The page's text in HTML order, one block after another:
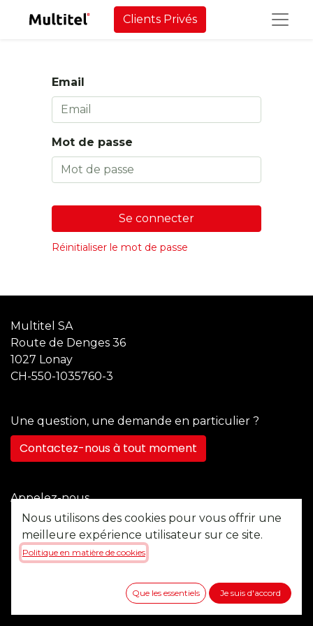
Clients Privés
Email
Mot de passe
Se connecter
Réinitialiser le mot de passe
Multitel SA
Route de Denges 36
1027 Lonay
CH-550-1035760-3
Une question, une demande en particulier ?
Contactez-nous à tout moment
Appelez-nous
+41 21 355 22 45
Envoyez-nous un message
Nous utilisons des cookies pour vous offrir une
meilleure expérience utilisateur sur ce site.
Politique en matière de cookies
Que les essentiels Je suis d'accord